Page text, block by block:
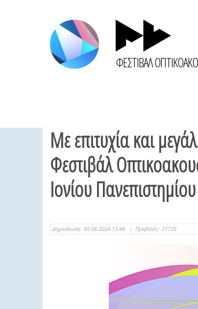
ΦΕΣΤΙΒΑΛ
Mε επιτυχία και
Φεστιβάλ
Ιονίου Πανεπιστημίου
Δημοσίευση: 05-06-2024 13:44 | Προβολές: 27729